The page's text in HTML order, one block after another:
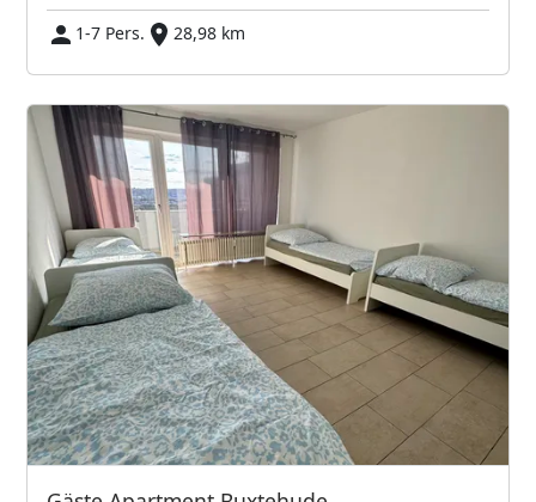
1-7 Pers.
28,98 km